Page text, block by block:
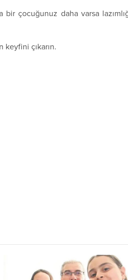
çocuğunuz daha varsa
keyfini çıkarın.